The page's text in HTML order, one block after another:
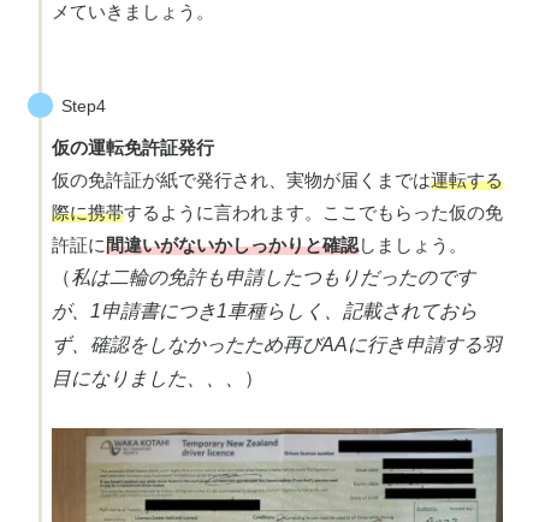
メていきましょう。
Step4
仮の運転免許証発行
仮の免許証が紙で発行され、実物が届くまでは運転する
際に携帯するように言われます。ここでもらった仮の免
許証に間違いがないかしっかりと確認しましょう。
（私は二輪の免許も申請したつもりだったのです
が、1申請書につき1車種らしく、記載されておら
ず、確認をしなかったため再びAAに行き申請する羽
目になりました、、、
）